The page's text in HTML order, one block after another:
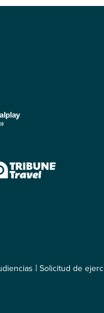
|Solicitud de